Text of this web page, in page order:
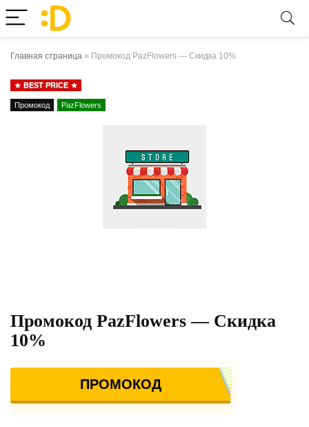
Главная страница » Промокод PazFlowers — Скидка 10%
BEST PRICE
Промокод PazFlowers
Промокод PazFlowers — Скидка
10%
ПРОМОКОД